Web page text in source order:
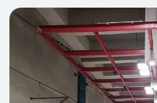
Die 66 Rasterleuchten der Sporthalle
wurden ausgetauscht gegen 55 Solow
jeweils 189 Watt. Der Energieverbrauch
Verlustleistungen konnte so von 19.8